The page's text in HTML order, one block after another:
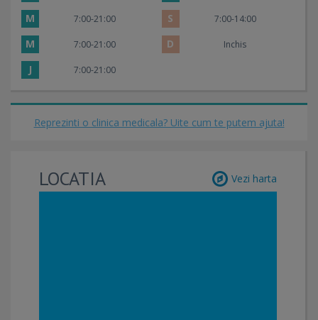
M 7:00-21:00 S 7:00-14:00
M 7:00-21:00 D Inchis
J 7:00-21:00
Reprezinti o clinica medicala? Uite cum te putem ajuta!
LOCATIA Vezi harta